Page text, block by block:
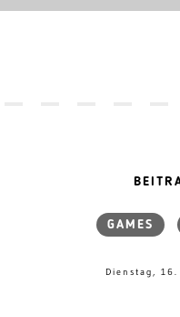
GAMES
Dienstag,